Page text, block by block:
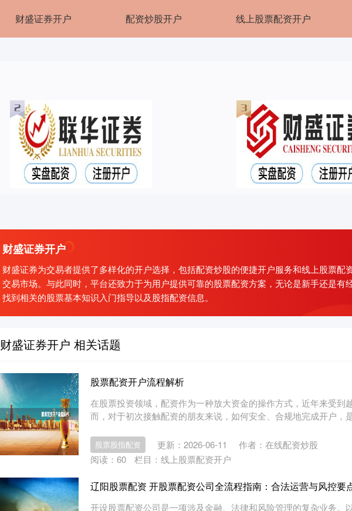
财盛证券开户 配资炒股开户 线上股票配资开户
财盛证券开户
财盛证券为交易者提供了多样化的开户选择，包括配资炒股的便捷开户服务和线上股票配
交易市场。与此同时，平台还致力于为用户提供可靠的股票配资方案，无论是新手还是有
找到相关的股票基本知识入门指导以及股指配资信息。
财盛证券开户 相关话题
股票配资开户流程解析
在股票投资领域，配资作为一种放大资金的操作方式，近年来受到
而，对于初次接触配资的朋友来说，如何安全、合规地完成开户，
股票股指配资 更新：2026-06-11
作者：在线配资炒股
阅读： 60 栏目： 线上股票配资开户
辽阳股票配资 开股票配资公司全流程指南：合法运营与风控要
开设股票配资公司是一项涉及金融、法律和风险管理的复杂业务。